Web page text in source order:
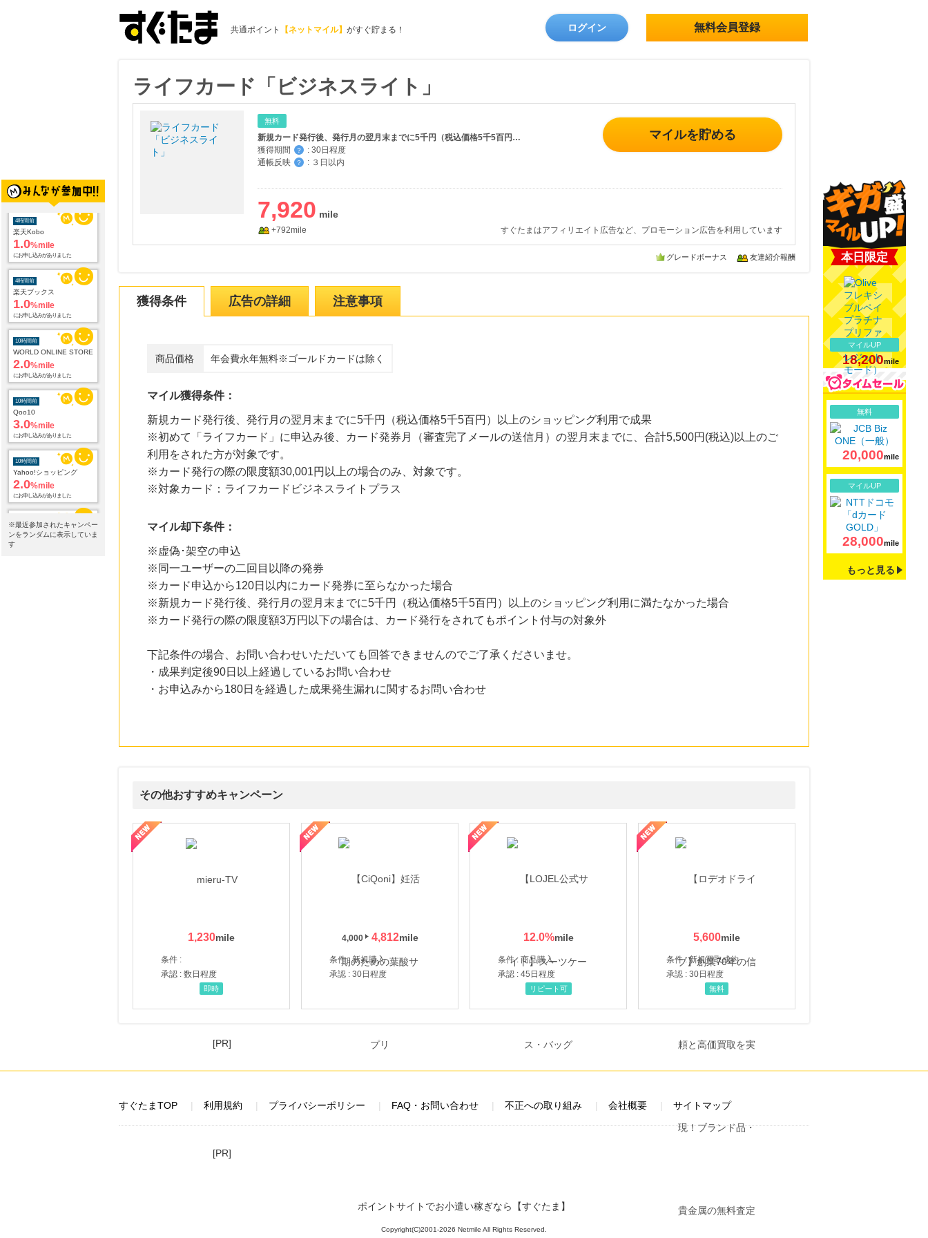
共通ポイント 【ネットマイル】 がすぐ貯まる！ ログイン 無料会員登録
4時間前
楽天Kobo
1.0%mile
にお申し込みがありました
4時間前
楽天ブックス
1.0%mile
にお申し込みがありました
10時間前
WORLD ONLINE STORE
2.0%mile
にお申し込みがありました
10時間前
Qoo10
3.0%mile
にお申し込みがありました
10時間前
Yahoo!ショッピング
2.0%mile
にお申し込みがありました
10時間前
0.9%mile
にお申し込みがありました
※最近参加されたキャンペー
ンをランダムに表示していま
す
ライフカード「ビジネスライト」
無料
新規カード発行後、発行月の翌月末までに5千円（税込価格5千5百円）以上のショッピング利用で成果
獲得期間
？ : 30日程度
通帳反映
？ : ３日以内
マイルを貯める
7,920
+792mile すぐたまはアフィリエイト広告など、プロモーション広告を利用しています
グレードボーナス 友達紹介報酬
獲得条件 広告の詳細 注意事項
商品価格 年会費永年無料※ゴールドカードは除く
マイル獲得条件：
新規カード発行後、発行月の翌月末までに5千円（税込価格5千5百円）以上のショッピング利用で成果
※初めて「ライフカード」に申込み後、カード発券月（審査完了メールの送信月）の翌月末までに、合計5,500円(税込)以上のご
利用をされた方が対象です。
※カード発行の際の限度額30,001円以上の場合のみ、対象です。
※対象カード：ライフカードビジネスライトプラス
マイル却下条件：
※虚偽･架空の申込
※同一ユーザーの二回目以降の発券
※カード申込から120日以内にカード発券に至らなかった場合
※新規カード発行後、発行月の翌月末までに5千円（税込価格5千5百円）以上のショッピング利用に満たなかった場合
※カード発行の際の限度額3万円以下の場合は、カード発行をされてもポイント付与の対象外
下記条件の場合、お問い合わせいただいても回答できませんのでご了承くださいませ。
・成果判定後90日以上経過しているお問い合わせ
・お申込みから180日を経過した成果発生漏れに関するお問い合わせ
その他おすすめキャンペーン
1,230
条件 :
承認 : 数日程度
即時
4,000 4,812
条件 : 新規購入
承認 : 30日程度
12.0%
条件 : 商品購入
承認 : 45日程度
【LOJEL公式サイト】スーツケース・バッグ
リピート可
5,600
条件 : 新規買取成約
承認 : 30日程度
【ロデオドライブ】創業70年の信頼と高価買取を実現！ブランド品・貴金属の無料査定
無料
本日限定
マイルUP
18,200mile
無料
20,000mile
マイルUP
28,000mile
もっと見る
[PR]
すぐたまTOP 利用規約 プライバシーポリシー FAQ・お問い合わせ 不正への取り組み 会社概要 サイトマップ
[PR]
ポイントサイトでお小遣い稼ぎなら【すぐたま】
Copyright(C)2001-2026 Netmile All Rights Reserved.